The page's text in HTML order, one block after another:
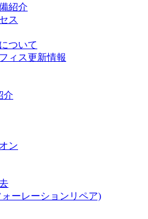
紹介
ス
ついて
ィス更新情報
介
ン
ーレーションリペア)